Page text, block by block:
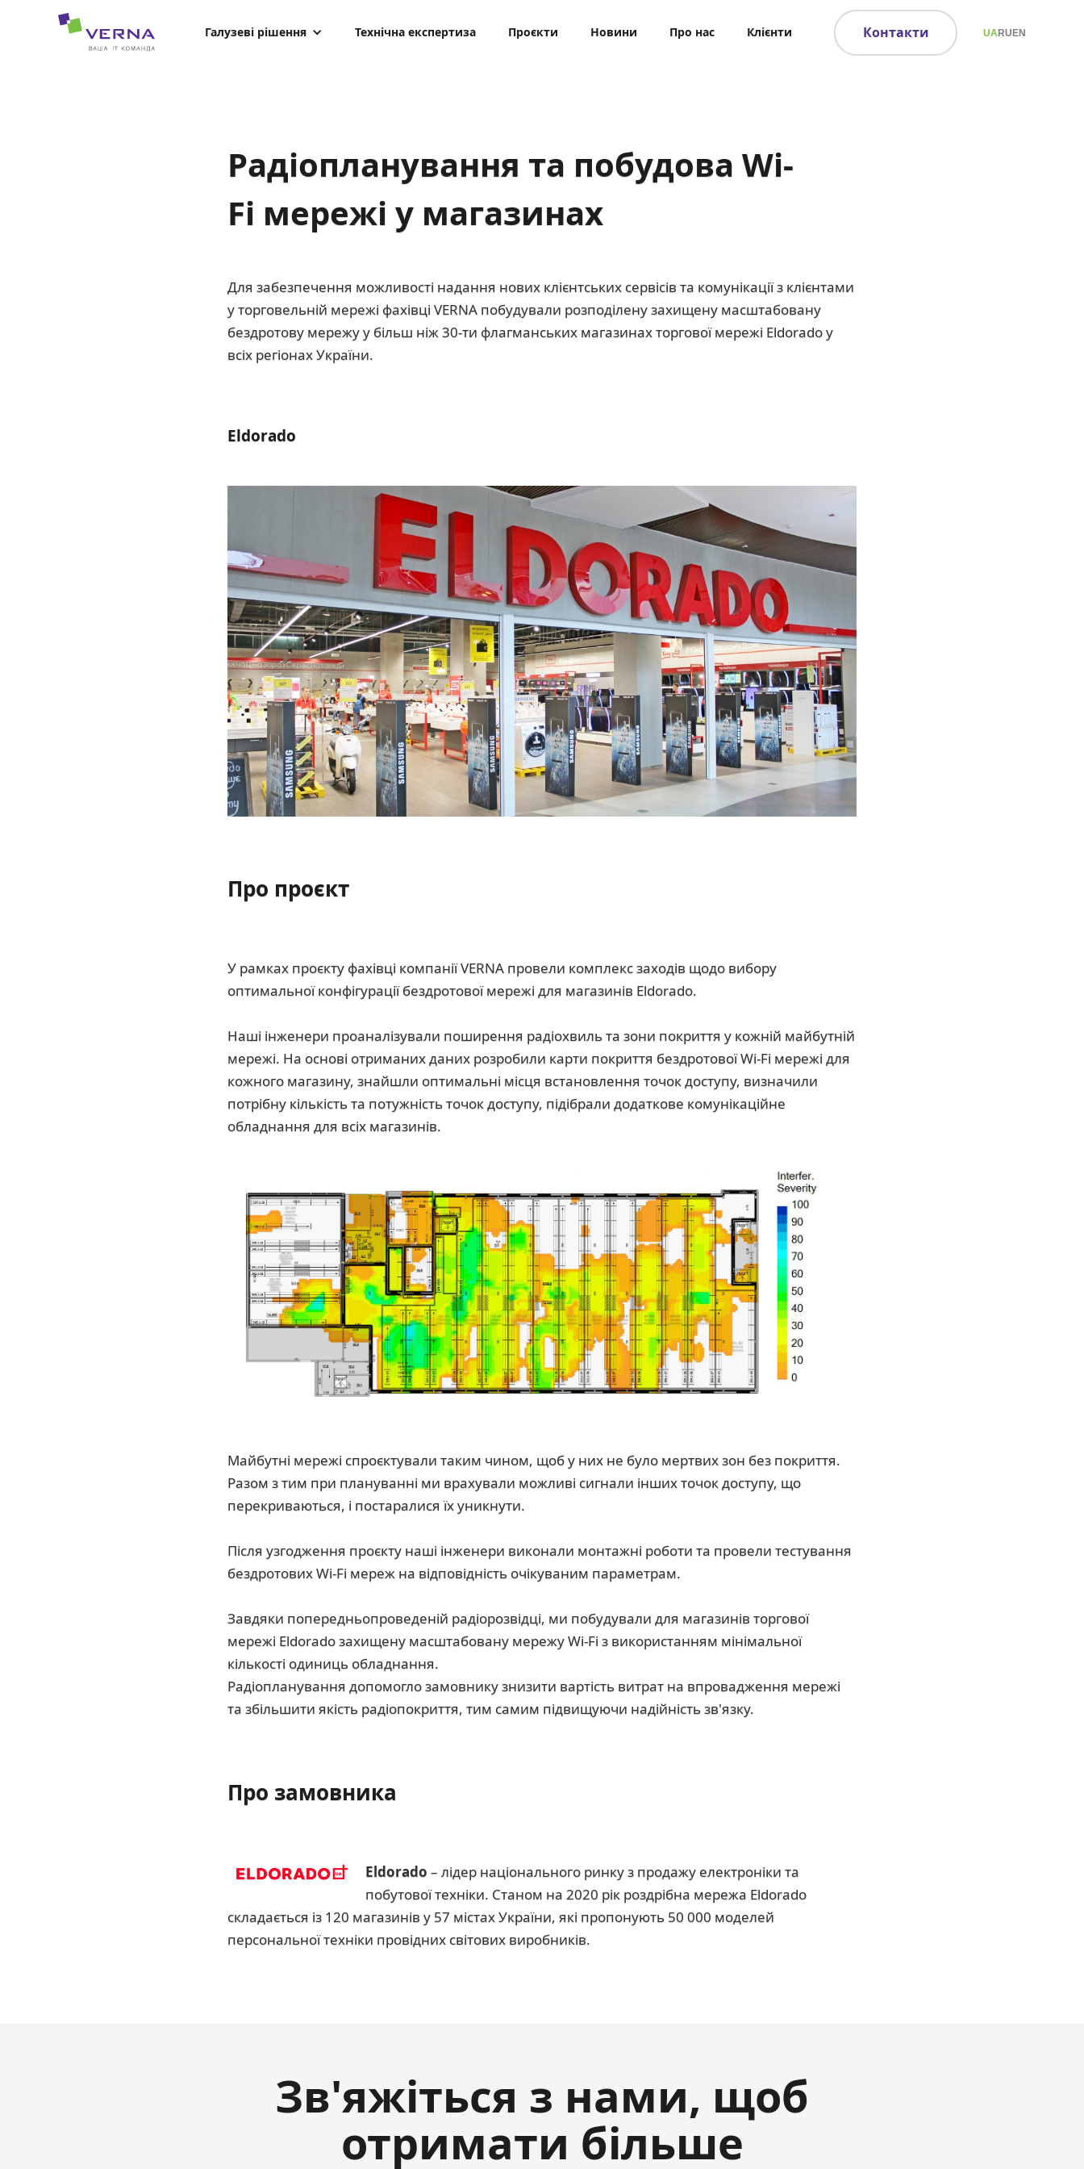
Галузеві рішення Технічна експертиза Проєкти Новини Про нас Клієнти Контакти UARUEN
Радіопланування та побудова Wi-
Fi мережі у магазинах
Для забезпечення можливості надання нових клієнтських сервісів та комунікації з клієнтами
у торговельній мережі фахівці VERNA побудували розподілену захищену масштабовану
бездротову мережу у більш ніж 30-ти флагманських магазинах торгової мережі Eldorado у
всіх регіонах України.
Eldorado
Про проєкт
У рамках проєкту фахівці компанії VERNА провели комплекс заходів щодо вибору
оптимальної конфігурації бездротової мережі для магазинів Eldorado.
Наші інженери проаналізували поширення радіохвиль та зони покриття у кожній майбутній
мережі. На основі отриманих даних розробили карти покриття бездротової Wi-Fi мережі для
кожного магазину, знайшли оптимальні місця встановлення точок доступу, визначили
потрібну кількість та потужність точок доступу, підібрали додаткове комунікаційне
обладнання для всіх магазинів.
Майбутні мережі спроєктували таким чином, щоб у них не було мертвих зон без покриття.
Разом з тим при плануванні ми врахували можливі сигнали інших точок доступу, що
перекриваються, і постаралися їх уникнути.
Після узгодження проєкту наші інженери виконали монтажні роботи та провели тестування
бездротових Wi-Fi мереж на відповідність очікуваним параметрам.
Завдяки попередньопроведеній радіорозвідці, ми побудували для магазинів торгової
мережі Eldorado захищену масштабовану мережу Wi-Fi з використанням мінімальної
кількості одиниць обладнання.
Радіопланування допомогло замовнику знизити вартість витрат на впровадження мережі
та збільшити якість радіопокриття, тим самим підвищуючи надійність зв'язку.
Про замовника
Eldorado – лідер національного ринку з продажу електроніки та
побутової техніки. Станом на 2020 рік роздрібна мережа Eldorado
складається із 120 магазинів у 57 містах України, які пропонують 50 000 моделей
персональної техніки провідних світових виробників.
Зв'яжіться з нами, щоб
отримати більше